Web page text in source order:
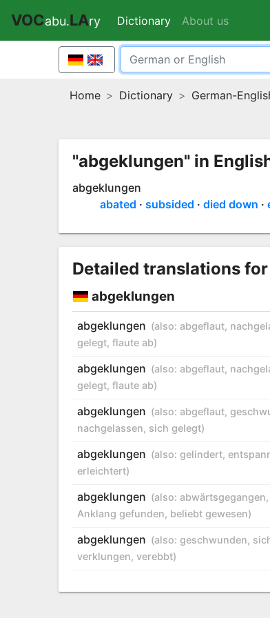
VOCabu.LAry Dictionary (current)
About us
Home Dictionary German-
"abgeklungen" in
abgeklungen
abated
subsided died down
Detailed translations
abgeklungen
abgeklungen (also: abgeflaut,
gelegt, flaute ab)
abgeklungen (also: abgeflaut,
gelegt, flaute ab)
abgeklungen (also: abgeflaut,
nachgelassen, sich gelegt)
abgeklungen (also: gelindert,
erleichtert)
abgeklungen (also: abwärtsgegangen,
Anklang gefunden, beliebt gewesen)
abgeklungen (also: geschwunden,
verklungen, verebbt)